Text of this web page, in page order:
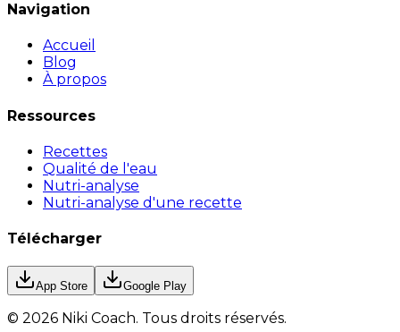
Navigation
Accueil
Blog
À propos
Ressources
Recettes
Qualité de l'eau
Nutri-analyse
Nutri-analyse d'une recette
Télécharger
App Store Google Play
© 2026 Niki Coach. Tous droits réservés.